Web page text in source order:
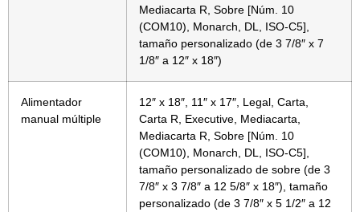
Mediacarta R, Sobre [Núm. 10
(COM10), Monarch, DL, ISO-C5],
tamaño personalizado (de 3 7/8″ x 7
1/8″ a 12″ x 18″)
Alimentador
manual múltiple
12″ x 18″, 11″ x 17″, Legal, Carta,
Carta R, Executive, Mediacarta,
Mediacarta R, Sobre [Núm. 10
(COM10), Monarch, DL, ISO-C5],
tamaño personalizado de sobre (de 3
7/8″ x 3 7/8″ a 12 5/8″ x 18″), tamaño
personalizado (de 3 7/8″ x 5 1/2″ a 12